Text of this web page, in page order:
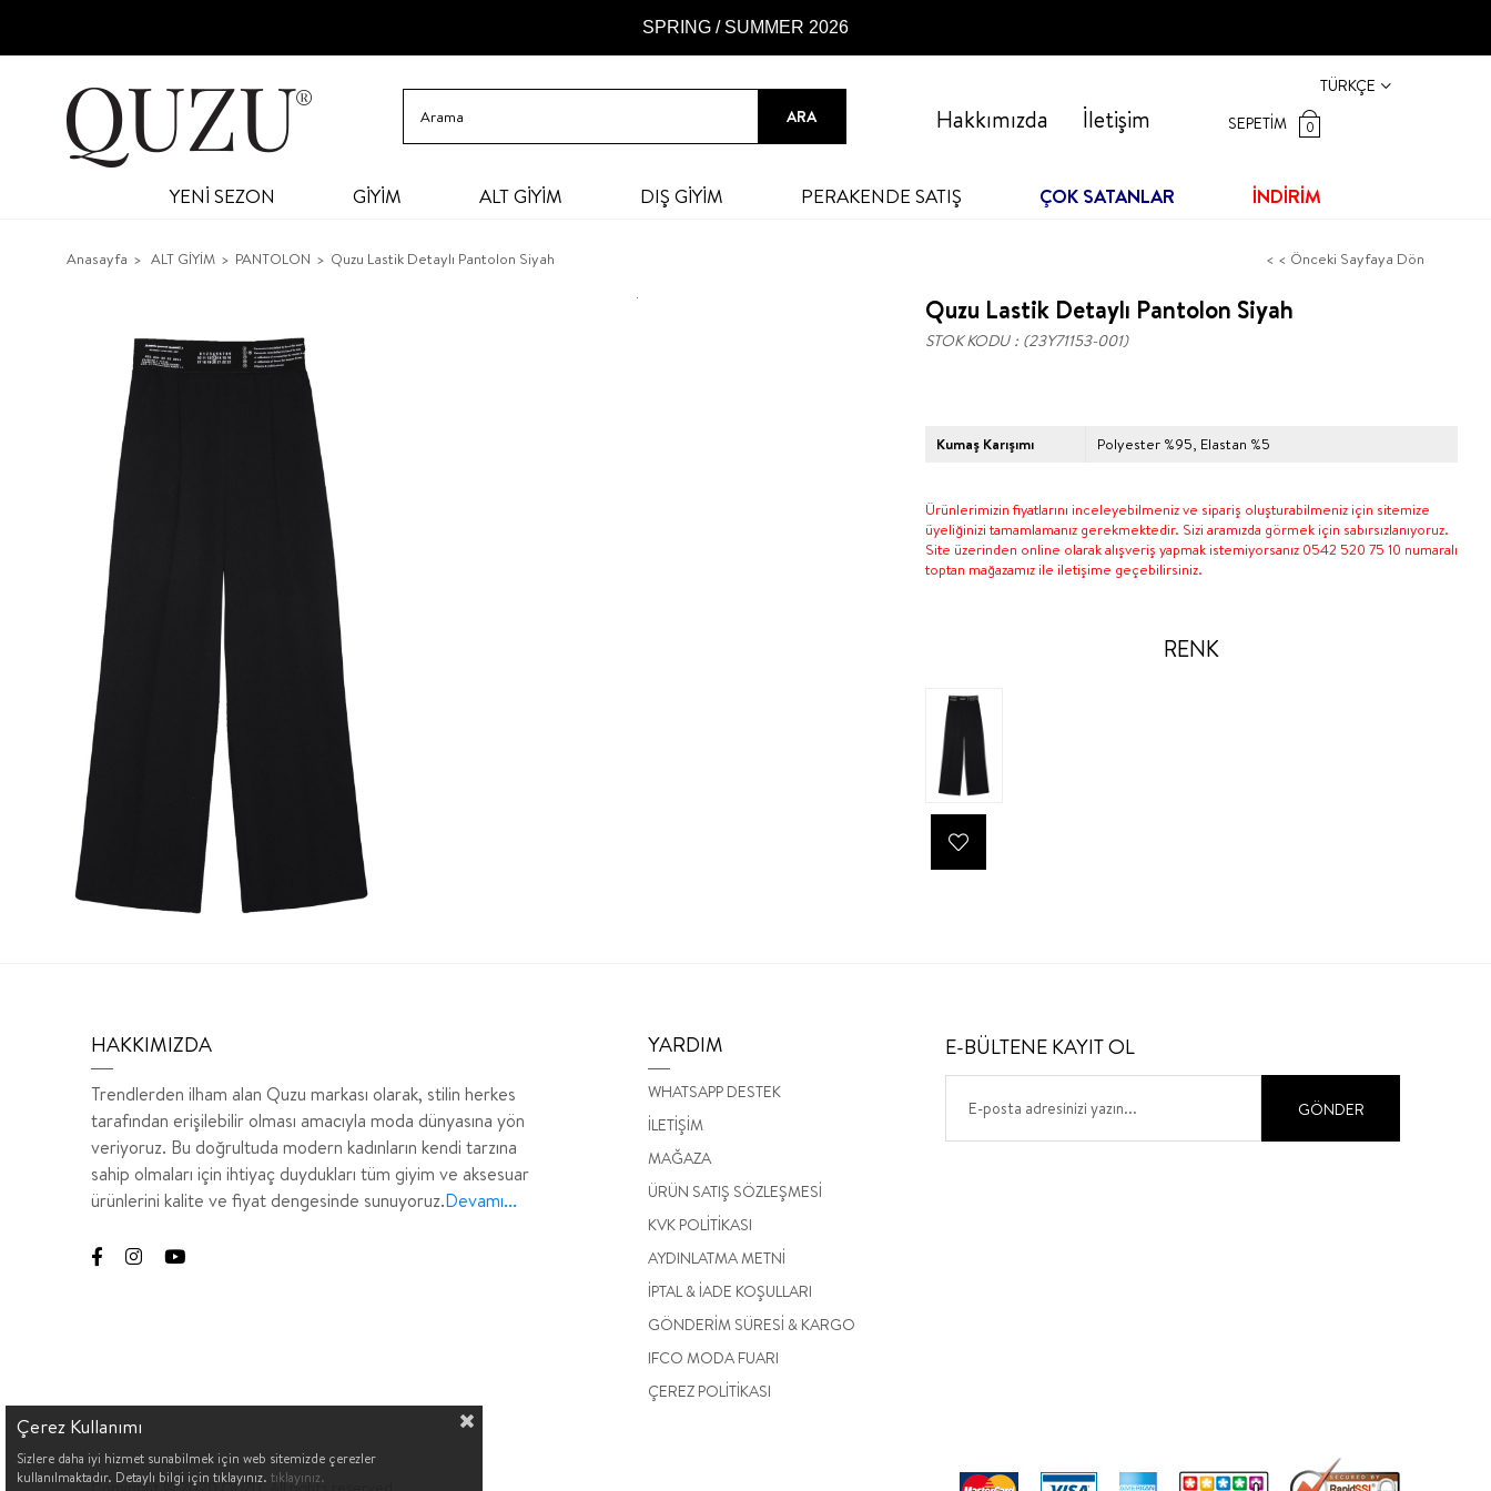
SPRING / SUMMER 2026
TÜRKÇE
SEPETIM
0
İletişim
Hakkımızda
YENİ SEZON GİYİM ALT GİYİM DIŞ GİYİM PERAKENDE SATIŞ ÇOK SATANLAR İNDİRİM
Anasayfa ALT GİYİM PANTOLON Quzu Lastik Detaylı Pantolon Siyah < < Önceki Sayfaya Dön
Quzu Lastik Detaylı Pantolon Siyah
STOK KODU (23Y71153-001)
Kumaş Karışımı Polyester %95, Elastan %5
Ürünlerimizin fiyatlarını inceleyebilmeniz ve sipariş oluşturabilmeniz için sitemize
üyeliğinizi tamamlamanız gerekmektedir. Sizi aramızda görmek için sabırsızlanıyoruz.
Site üzerinden online olarak alışveriş yapmak istemiyorsanız 0542 520 75 10 numaralı
toptan mağazamız ile iletişime geçebilirsiniz.
RENK
HAKKIMIZDA
Trendlerden ilham alan Quzu markası olarak, stilin herkes
tarafından erişilebilir olması amacıyla moda dünyasına yön
veriyoruz. Bu doğrultuda modern kadınların kendi tarzına
sahip olmaları için ihtiyaç duydukları tüm giyim ve aksesuar
ürünlerini kalite ve fiyat dengesinde sunuyoruz.Devamı...
YARDIM
WHATSAPP DESTEK
İLETİŞİM
MAĞAZA
ÜRÜN SATIŞ SÖZLEŞMESİ
KVK POLİTİKASI
AYDINLATMA METNİ
İPTAL & İADE KOŞULLARI
GÖNDERİM SÜRESİ & KARGO
IFCO MODA FUARI
ÇEREZ POLİTİKASI
E-BÜLTENE KAYIT OL
GÖNDER
Çerez Kullanımı
Sizlere daha iyi hizmet sunabilmek için web sitemizde çerezler
kullanılmaktadır. Detaylı bilgi için tıklayınız. tıklayınız.